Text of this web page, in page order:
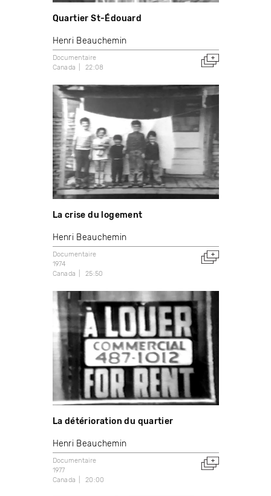
Quartier St-Édouard
Henri Beauchemin
Documentaire
Canada
22:08
La crise du logement
Henri Beauchemin
Documentaire
1974
Canada
25:50
La détérioration du quartier
Henri Beauchemin
Documentaire
1977
Canada
20:00